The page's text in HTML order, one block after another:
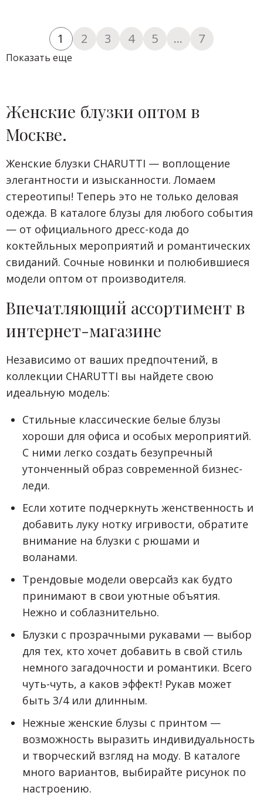
1 2 3 4 5 ... 7
Показать еще
Женские блузки оптом в
Москве.
Женские блузки CHARUTTI — воплощение
элегантности и изысканности. Ломаем
стереотипы! Теперь это не только деловая
одежда. В каталоге блузы для любого события
— от официального дресс-кода до
коктейльных мероприятий и романтических
свиданий. Сочные новинки и полюбившиеся
модели оптом от производителя.
Впечатляющий ассортимент в
интернет-магазине
Независимо от ваших предпочтений, в
коллекции CHARUTTI вы найдете свою
идеальную модель:
Стильные классические белые блузы
хороши для офиса и особых мероприятий.
С ними легко создать безупречный
утонченный образ современной бизнес-
леди.
Если хотите подчеркнуть женственность и
добавить луку нотку игривости, обратите
внимание на блузки с рюшами и
воланами.
Трендовые модели оверсайз как будто
принимают в свои уютные объятия.
Нежно и соблазнительно.
Блузки с прозрачными рукавами — выбор
для тех, кто хочет добавить в свой стиль
немного загадочности и романтики. Всего
чуть-чуть, а каков эффект! Рукав может
быть 3/4 или длинным.
Нежные женские блузы с принтом —
возможность выразить индивидуальность
и творческий взгляд на моду. В каталоге
много вариантов, выбирайте рисунок по
настроению.